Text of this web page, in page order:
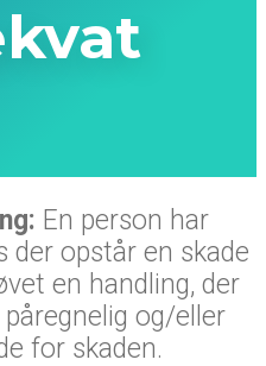
En person har
der opstår en skade
en handling, der
og/eller
for skaden.